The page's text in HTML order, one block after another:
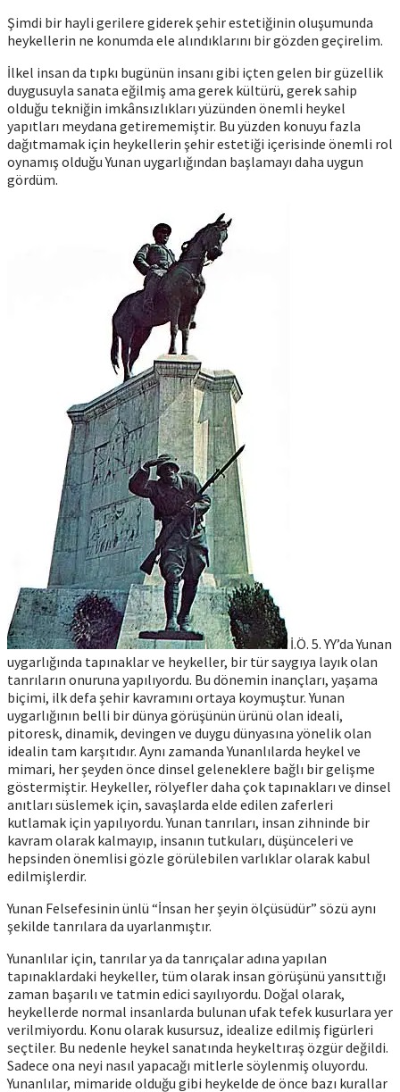
Şimdi bir hayli gerilere giderek şehir estetiğinin oluşumunda
heykellerin ne konumda ele alındıklarını bir gözden geçirelim.
İlkel insan da tıpkı bugünün insanı gibi içten gelen bir güzellik
duygusuyla sanata eğilmiş ama gerek kültürü, gerek sahip
olduğu tekniğin imkânsızlıkları yüzünden önemli heykel
yapıtları meydana getirememiştir. Bu yüzden konuyu fazla
dağıtmamak için heykellerin şehir estetiği içerisinde önemli rol
oynamış olduğu Yunan uygarlığından başlamayı daha uygun
gördüm.
İ.Ö. 5. YY’da Yunan
uygarlığında tapınaklar ve heykeller, bir tür saygıya layık olan
tanrıların onuruna yapılıyordu. Bu dönemin inançları, yaşama
biçimi, ilk defa şehir kavramını ortaya koymuştur. Yunan
uygarlığının belli bir dünya görüşünün ürünü olan ideali,
pitoresk, dinamik, devingen ve duygu dünyasına yönelik olan
idealin tam karşıtıdır. Aynı zamanda Yunanlılarda heykel ve
mimari, her şeyden önce dinsel geleneklere bağlı bir gelişme
göstermiştir. Heykeller, rölyefler daha çok tapınakları ve dinsel
anıtları süslemek için, savaşlarda elde edilen zaferleri
kutlamak için yapılıyordu. Yunan tanrıları, insan zihninde bir
kavram olarak kalmayıp, insanın tutkuları, düşünceleri ve
hepsinden önemlisi gözle görülebilen varlıklar olarak kabul
edilmişlerdir.
Yunan Felsefesinin ünlü “İnsan her şeyin ölçüsüdür” sözü aynı
şekilde tanrılara da uyarlanmıştır.
Yunanlılar için, tanrılar ya da tanrıçalar adına yapılan
tapınaklardaki heykeller, tüm olarak insan görüşünü yansıttığı
zaman başarılı ve tatmin edici sayılıyordu. Doğal olarak,
heykellerde normal insanlarda bulunan ufak tefek kusurlara yer
verilmiyordu. Konu olarak kusursuz, idealize edilmiş figürleri
seçtiler. Bu nedenle heykel sanatında heykeltıraş özgür değildi.
Sadece ona neyi nasıl yapacağı mitlerle söylenmiş oluyordu.
Yunanlılar, mimaride olduğu gibi heykelde de önce bazı kurallar